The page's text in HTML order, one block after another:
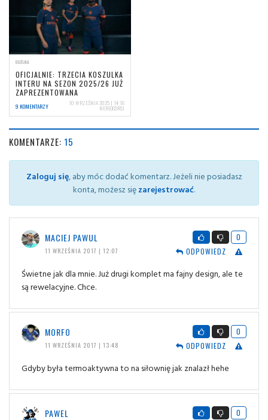
OGÓLNA
OFICJALNIE: TRZECIA KOSZULKA
INTERU NA SEZON 2025/26 JUŻ
ZAPREZENTOWANA
9 KOMENTARZY 10 WRZEŚNIA 2025 | 14:16
NERIOCORSI
KOMENTARZE: 15
Zaloguj się, aby móc dodać komentarz. Jeżeli nie posiadasz
konta, możesz sięzarejestrować.
MACIEJ PAWUL
11 WRZEŚNIA 2017 | 12:07
0
ODPOWIEDZ
Świetne jak dla mnie. Już drugi komplet ma fajny design, ale te
są rewelacyjne. Chce.
MORFO
11 WRZEŚNIA 2017 | 13:48
0
ODPOWIEDZ
Gdyby była termoaktywna to na siłownię jak znalazł hehe
PAWEL 0